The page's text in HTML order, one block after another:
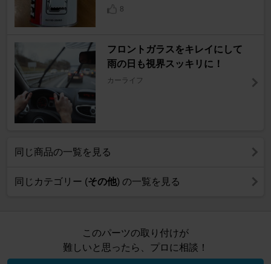
8
フロントガラスをキレイにして
雨の日も視界スッキリに！
カーライフ
同じ商品の一覧を見る
同じカテゴリー (その他) の一覧を見る
このパーツの取り付けが
難しいと思ったら、プロに相談！